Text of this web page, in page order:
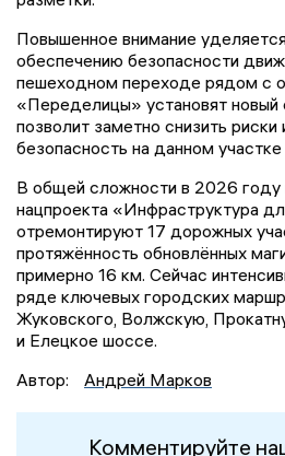
Повышенное внимание
обеспечению безопасности
пешеходном переходе рядом с
«Переделицы» установят
позволит заметно снизить риски
безопасность на данном
В общей сложности в 2026 году
нацпроекта «Инфраструктура
отремонтируют 17 дорожных
протяжённость обновлённых
примерно 16 км. Сейчас
ряде ключевых городских
Жуковского, Волжскую,
и Елецкое шоссе.
Автор:
Андрей Марков
Комментируйте